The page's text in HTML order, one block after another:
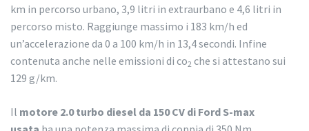
km in percorso urbano, 3,9 litri in extraurbano e 4,6 litri in
percorso misto. Raggiunge massimo i 183 km/h ed
un’accelerazione da 0 a 100 km/h in 13,4 secondi. Infine
contenuta anche nelle emissioni di co2 che si attestano sui
129 g/km.
Il motore 2.0 turbo diesel da 150 CV di Ford S-max